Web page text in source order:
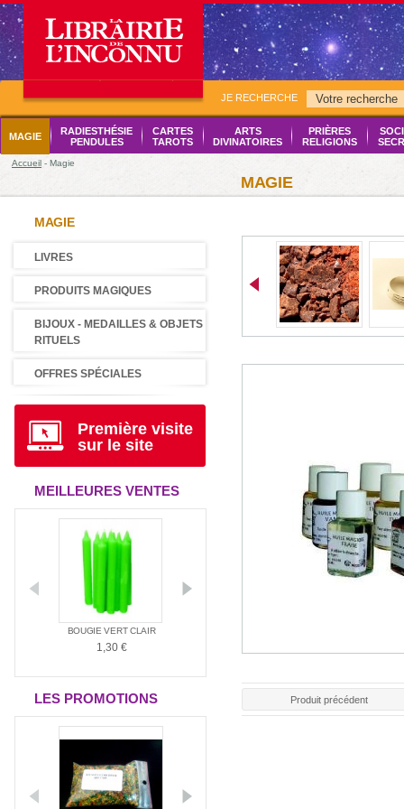
JE RECHERCHE
MAGIE
RADIESTHÉSIE
PENDULES
CARTES
TAROTS
ARTS
DIVINATOIRES
PRIÈRES
RELIGIONS
Accueil - Magie
MAGIE
MAGIE
LIVRES
PRODUITS MAGIQUES
BIJOUX - MEDAILLES & OBJETS
RITUELS
OFFRES SPÉCIALES
Première visite
sur le site
MEILLEURES VENTES
BOUGIE VERT CLAIR
1,30 €
LES PROMOTIONS Produit précédent